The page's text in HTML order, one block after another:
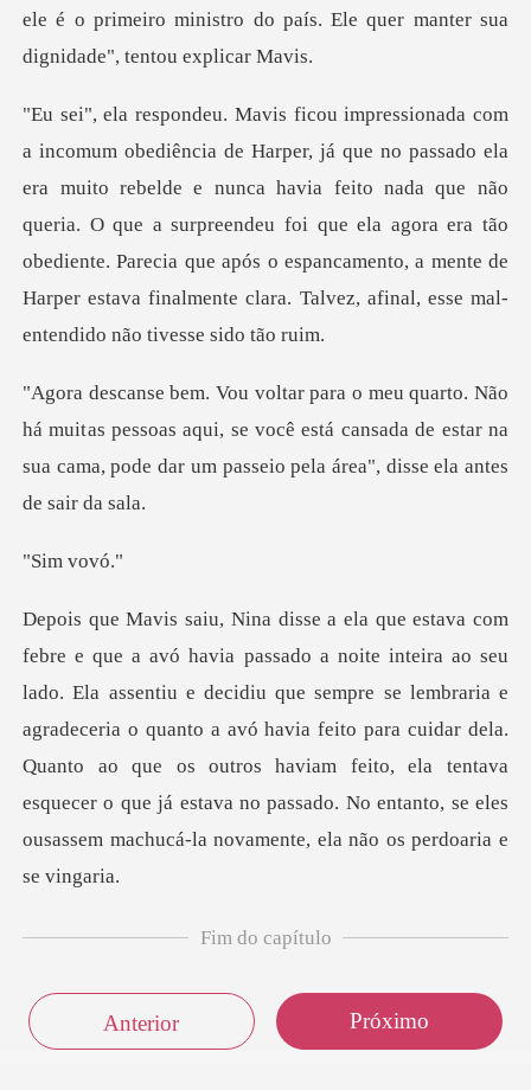
ele é o primeiro minis
belde e nunca havia feito nada que não
queria. O que a surpreendeu foi que ela agora era tão
obediente. Parecia que após
as pessoas aqui, se você está cansada de estar na
sua cama, po
m v
ecidiu que sempre se lembraria e
agradeceria o quanto a avó havia feito para cuidar dela.
Quanto ao que os outros haviam feito, ela
Fim do capítulo
Anterior Próximo